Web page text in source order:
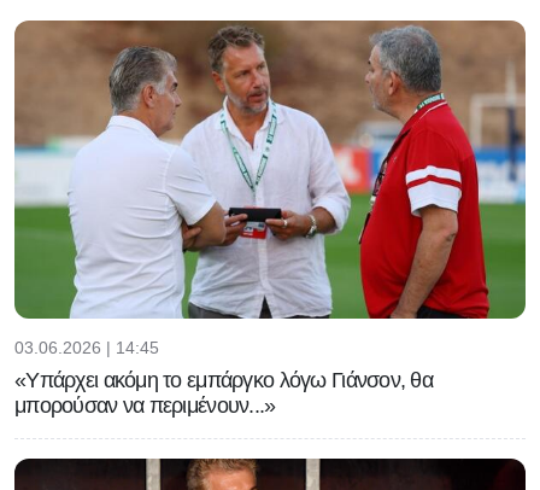
03.06.2026 | 14:45
«Υπάρχει ακόμη το εμπάργκο λόγω Γιάνσον, θα
μπορούσαν να περιμένουν...»